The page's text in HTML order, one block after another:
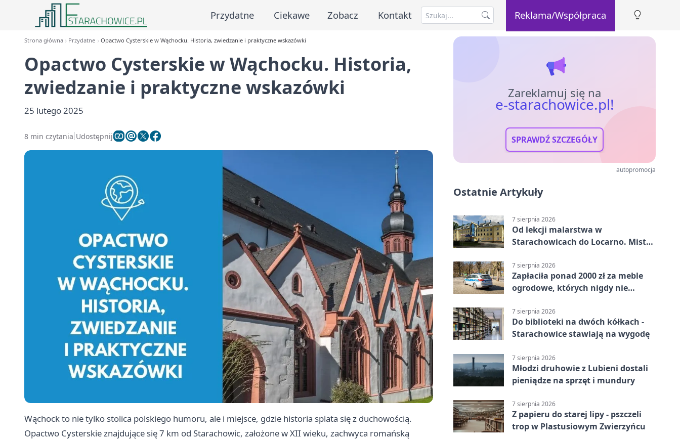
Przydatne Ciekawe Zobacz Kontakt Reklama/Współpraca
Strona główna Przydatne Opactwo Cysterskie w Wąchocku. Historia, zwiedzanie i praktyczne wskazówki
Opactwo Cysterskie w Wąchocku. Historia,
zwiedzanie i praktyczne wskazówki
25 lutego 2025
8 min czytania Udostępnij
Wąchock to nie tylko stolica polskiego humoru, ale i miejsce, gdzie historia splata się z duchowością.
Opactwo Cysterskie znajdujące się 7 km od Starachowic, założone w XII wieku, zachwyca romańską
Zareklamuj się na
e-starachowice.pl!
SPRAWDŹ SZCZEGÓŁY
autopromocja
Ostatnie Artykuły
7 sierpnia 2026
Od lekcji malarstwa w
Starachowicach do Locarno. Mistrz
7 sierpnia 2026
Zapłaciła ponad 2000 zł za meble
ogrodowe, których nigdy nie
7 sierpnia 2026
Do biblioteki na dwóch kółkach -
Starachowice stawiają na wygodę
7 sierpnia 2026
Młodzi druhowie z Lubieni dostali
pieniądze na sprzęt i mundury
7 sierpnia 2026
Z papieru do starej lipy - pszczeli
trop w Plastusiowym Zwierzyńcu